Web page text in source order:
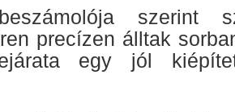
szerint
precízen álltak
egy jól